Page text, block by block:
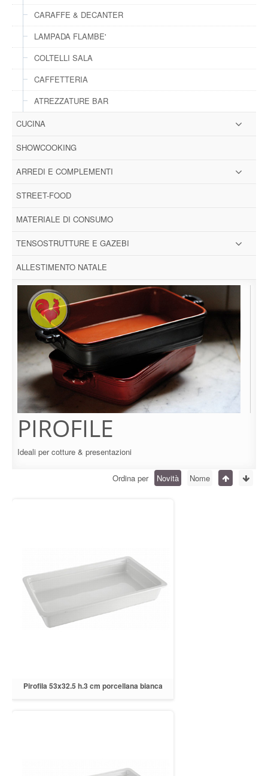
CARAFFE & DECANTER
LAMPADA FLAMBE'
COLTELLI SALA
CAFFETTERIA
ATREZZATURE BAR
CUCINA
SHOWCOOKING
ARREDI E COMPLEMENTI
STREET-FOOD
MATERIALE DI CONSUMO
TENSOSTRUTTURE E GAZEBI
ALLESTIMENTO NATALE
PIROFILE
Ideali per cotture & presentazioni
Ordina per Novità Nome
Pirofila 53x32.5 h.3 cm porcellana bianca